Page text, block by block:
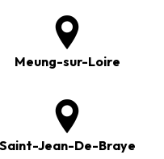
Meung-sur-Loire
Saint-Jean-De-Braye